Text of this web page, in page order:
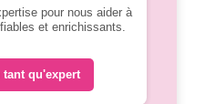
pour nous aider à
et enrichissants.
qu'expert